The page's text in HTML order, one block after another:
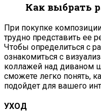
Как выбрать
При покупке
трудно представить ее
Чтобы определиться с
ознакомиться с
коллажей над диваном
сможете легко понять,
подойдет для вашего
УХОД